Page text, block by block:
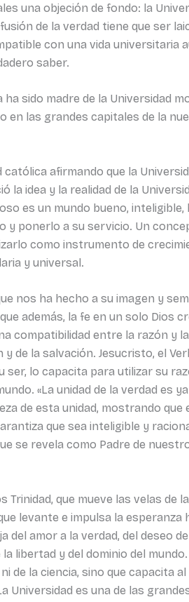
una objeción de fondo: la
de la verdad tiene que ser
con una vida universitaria
saber.
sido madre de la Universidad
las grandes capitales de la
afirmando que la
la idea y la realidad de la
es un mundo bueno, inteligible,
y ponerlo a su servicio. Un
como instrumento de
y universal.
nos ha hecho a su imagen y
además, la fe en un solo Dios
compatibilidad entre la razón y la
de la salvación. Jesucristo, el
ser, lo capacita para utilizar su
«La unidad de la verdad es
de esta unidad, mostrando que
que sea inteligible y
se revela como Padre de
que mueve las velas de
levante e impulsa la esperanza
amor a la verdad, del deseo
libertad y del dominio del
de la ciencia, sino que capacita
Universidad es una de las